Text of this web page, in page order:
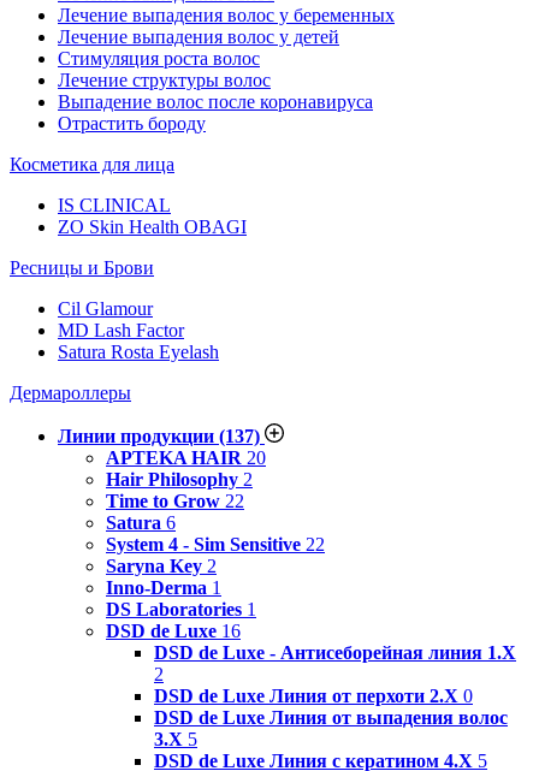
Лечение выпадения волос у беременных
Лечение выпадения волос у детей
Стимуляция роста волос
Лечение структуры волос
Выпадение волос после коронавируса
Отрастить бороду
Косметика для лица
IS CLINICAL
ZO Skin Health OBAGI
Ресницы и Брови
Cil Glamour
MD Lash Factor
Satura Rosta Eyelash
Дермароллеры
Линии продукции (137)
APTEKA HAIR 20
Hair Philosophy 2
Time to Grow 22
Satura 6
System 4 - Sim Sensitive 22
Saryna Key 2
Inno-Derma 1
DS Laboratories 1
DSD de Luxe 16
DSD de Luxe - Антисеборейная линия 1.X
2
DSD de Luxe Линия от перхоти 2.Х 0
DSD de Luxe Линия от выпадения волос
3.Х 5
DSD de Luxe Линия с кератином 4.Х 5